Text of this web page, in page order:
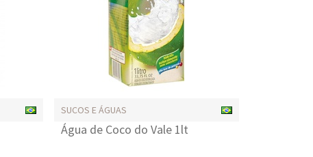
SUCOS E ÁGUAS
Água de Coco do Vale 1lt